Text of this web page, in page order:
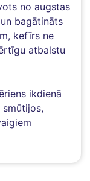
no augstas
bagātināts
kefīrs ne
atbalstu
ikdienā